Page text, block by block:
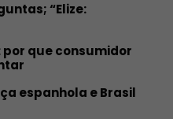
“Elize:
que consumidor
espanhola e Brasil